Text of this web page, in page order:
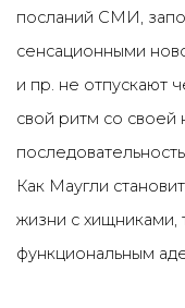
посланий СМИ,
сенсационными
и пр. не отпускают
свой ритм со
Как Маугли
жизни с хищниками,
функциональным